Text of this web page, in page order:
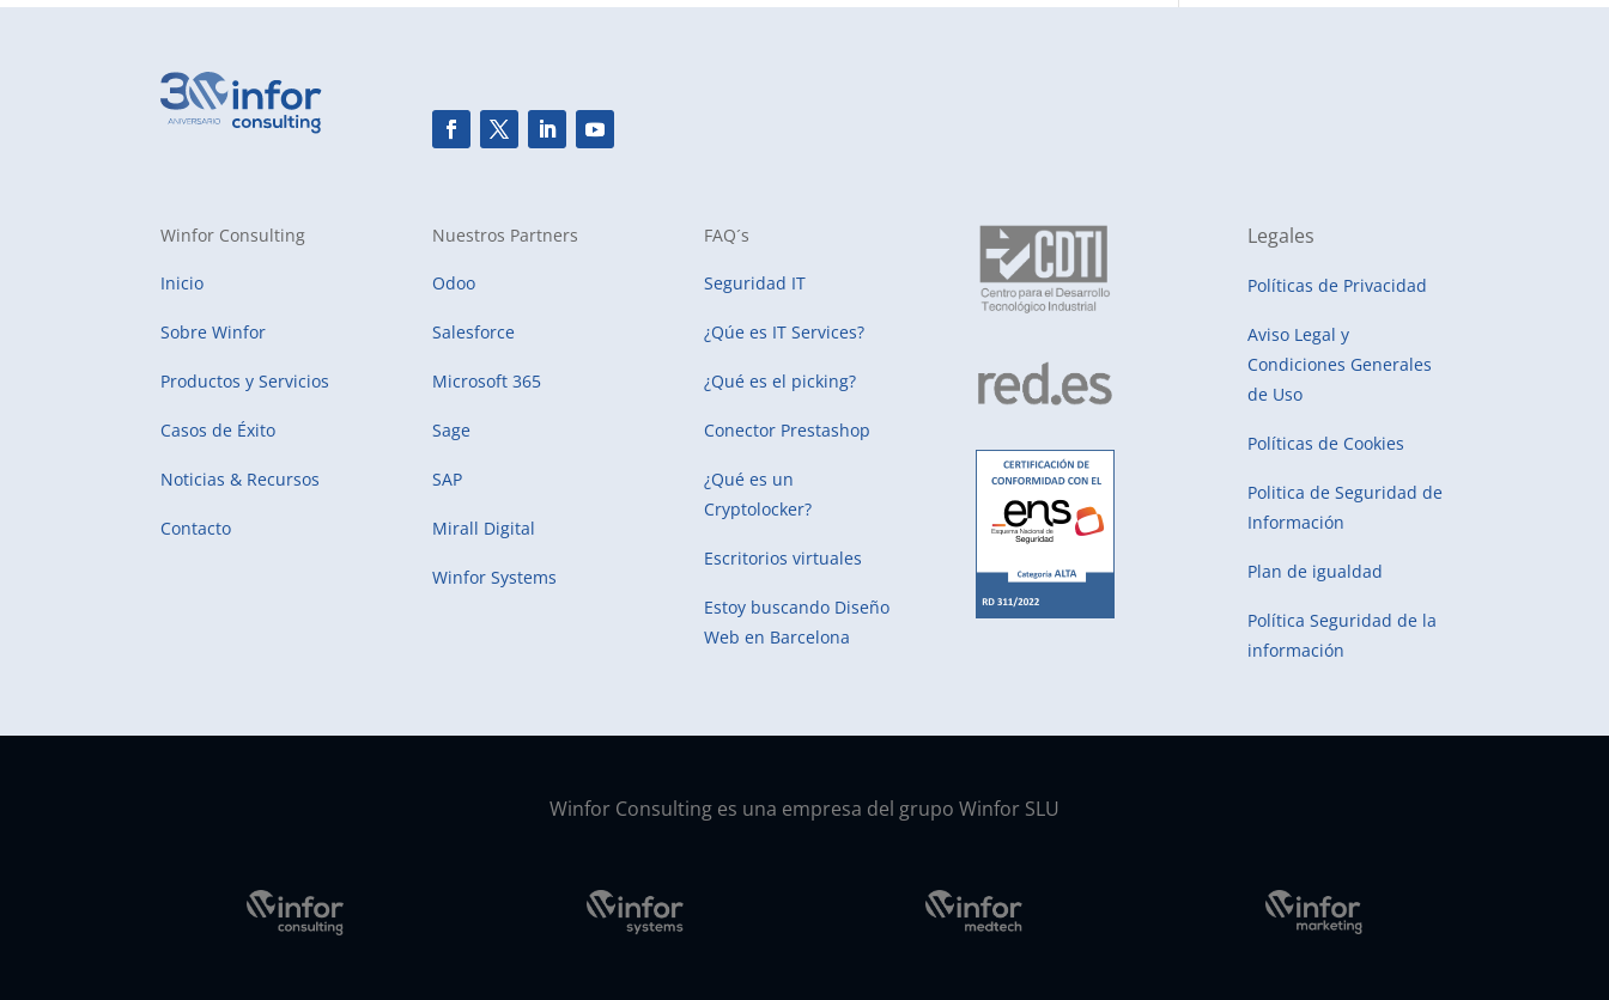
Winfor Consulting
Inicio
Sobre Winfor
Productos y Servicios
Casos de Éxito
Noticias & Recursos
Contacto
Nuestros Partners
Odoo
Salesforce
Microsoft 365
Sage
SAP
Mirall Digital
Winfor Systems
FAQ´s
Seguridad IT
¿Qúe es IT Services?
¿Qué es el picking?
Conector Prestashop
¿Qué es un
Cryptolocker?
Escritorios virtuales
Estoy buscando Diseño
Web en Barcelona
Legales
Políticas de Privacidad
Aviso Legal y
Condiciones Generales
de Uso
Políticas de Cookies
Politica de Seguridad de
Información
Plan de igualdad
Política Seguridad de la
información
Winfor Consulting es una empresa del grupo Winfor SLU